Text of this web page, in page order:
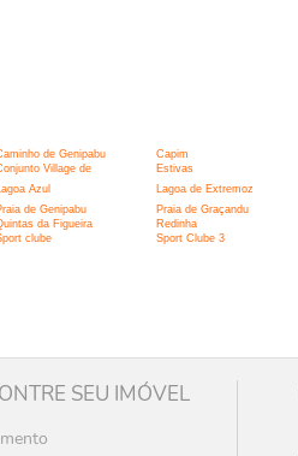
de Genipabu Capim
Village de Estivas
Lagoa Azul Lagoa de Extremoz
de Genipabu Praia de Graçandu
da Figueira Redinha
clube Sport Clube 3
SEU IMÓVEL